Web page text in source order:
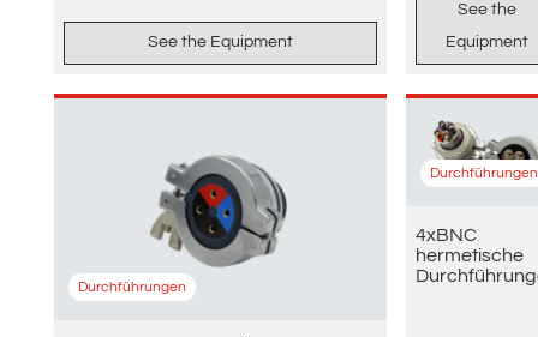
See the Equipment
See the
Equipment
Durchführungen
Durchführungen
4xBNC
hermetische